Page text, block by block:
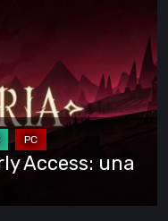
Access: una